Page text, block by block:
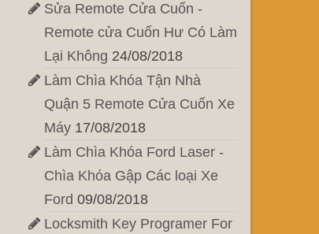
Sửa Remote Cửa Cuốn -
Remote cửa Cuốn Hư Có Làm
Lại Không 24/08/2018
Làm Chìa Khóa Tận Nhà
Quận 5 Remote Cửa Cuốn Xe
Máy 17/08/2018
Làm Chìa Khóa Ford Laser -
Chìa Khóa Gập Các loại Xe
Ford 09/08/2018
Locksmith Key Programer For